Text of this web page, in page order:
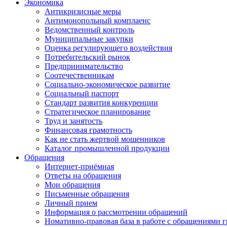
Экономика
Антикризисные меры
Антимонопольный комплаенс
Ведомственный контроль
Муниципальные закупки
Оценка регулирующего воздействия
Потребительский рынок
Предпринимательство
Соотечественникам
Социально-экономическое развитие
Социальный паспорт
Стандарт развития конкуренции
Стратегическое планирование
Труд и занятость
Финансовая грамотность
Как не стать жертвой мошенников
Каталог промышленной продукции
Обращения
Интернет-приёмная
Ответы на обращения
Мои обращения
Письменные обращения
Личный прием
Информация о рассмотрении обращений
Номативно-правовая база в работе с обращениями